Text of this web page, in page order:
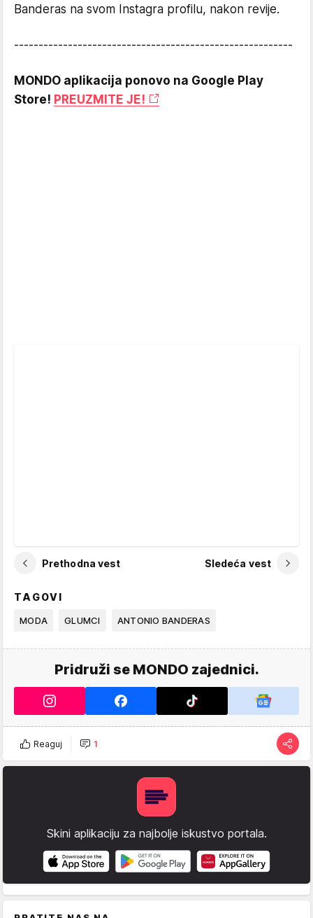
Banderas na svom Instagra profilu, nakon revije.
---------------------------------------------------------
MONDO aplikacija ponovo na Google Play
Store! PREUZMITE JE!
Prethodna vest Sledeća vest
TAGOVI
MODA GLUMCI ANTONIO BANDERAS
Pridruži se MONDO zajednici.
Reaguj 1
Skini aplikaciju za najbolje iskustvo portala.